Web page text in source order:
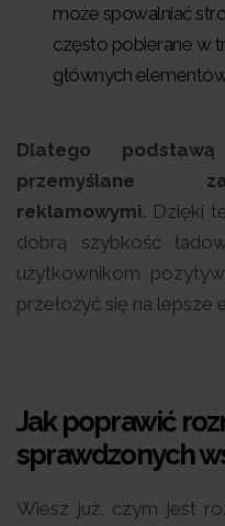
może spowalniać
często pobierane w
głównych
Dlatego
przemyślane
reklamowymi. Dzięki
dobrą szybkość
użytkownikom
przełożyć się na
Jak poprawić
sprawdzonych
Wiesz już, czym jest